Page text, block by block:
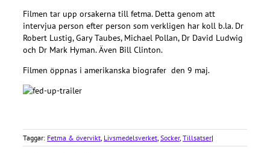
Filmen tar upp orsakerna till fetma. Detta genom att
intervjua person efter person som verkligen har koll b.la. Dr
Robert Lustig, Gary Taubes, Michael Pollan, Dr David Ludwig
och Dr Mark Hyman. Även Bill Clinton.
Filmen öppnas i amerikanska biografer den 9 maj.
Taggar: Fetma & övervikt, Livsmedelsverket, Socker, Tillsatser|